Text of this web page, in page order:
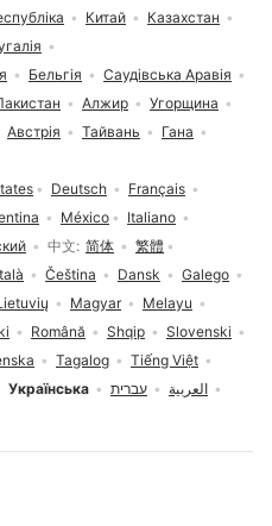
Deutsch
Français
México
Italiano
中文 简体
繁體
Čeština Dansk
Galego
Magyar
Melayu
Română Shqip
Slovenski
Tagalog
Tiếng Việt
Українська עברית
العربية
Китай
Казахстан
Бельгія
Саудівська Аравія
Алжир
Угорщина
Австрія Тайвань
Гана